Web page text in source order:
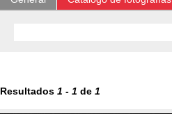
Resultados 1 - 1 de 1